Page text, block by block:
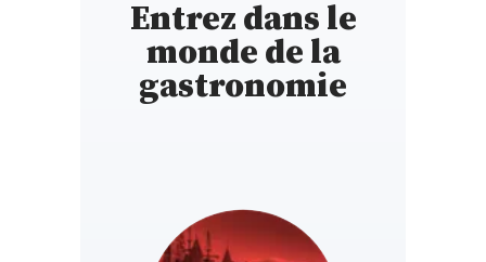
Entrez dans le
monde de la
gastronomie